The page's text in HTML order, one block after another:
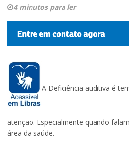
4 minutos para ler
A Deficiência auditiva é
atenção. Especialmente quando
área da saúde.